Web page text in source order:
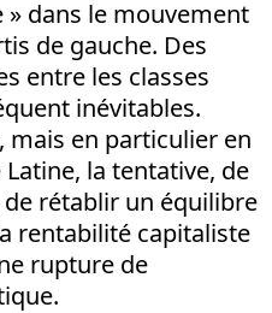
dans le mouvement
de gauche. Des
entre les classes
inévitables.
mais en particulier en
la tentative, de
rétablir un équilibre
rentabilité capitaliste
rupture de